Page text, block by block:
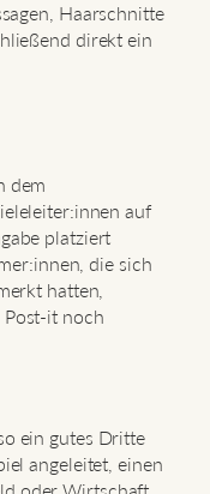
Haarschnitte
direkt ein
dem
auf
platziert
die sich
hatten,
Post-it noch
ein gutes Dritte
angeleitet, einen
oder Wirtschaft